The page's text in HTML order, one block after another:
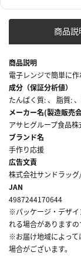
商品説
商品説明
電子レンジで簡単に作
成分（保証分析値）
たんぱく質: 、 脂質:
メーカー名(製造販売
アサヒグループ食品株
ブランド名
手作り応援
広告文責
株式会社サンドラッ
JAN
4987244170644
※パッケージ・デザイ
れる場合がありますの
※お届け地域によって
場合がございます。